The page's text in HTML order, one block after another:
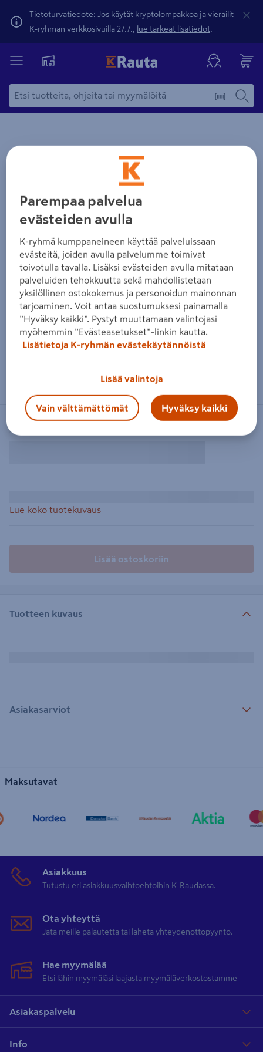
Tietoturvatiedote: Jos käytät kryptolompakkoa ja vierailit
K-ryhmän verkkosivuilla 27.7., lue tärkeät lisätiedot.
Yksityiskohtainen kuvaus löytyy Tuotteen kuvaus -
Zoomaa kuvaa sormilla kosketusnäytöllä
Lue koko tuotekuvaus
Lisää ostoskoriin
Tuotteen kuvaus
Asiakasarviot
Maksutavat
Asiakkuus
Tutustu eri asiakkuusvaihtoehtoihin K-Raudassa.
Ota yhteyttä
Jätä meille palautetta tai lähetä yhteydenottopyyntö.
Hae myymälää
Etsi lähin myymäläsi laajasta myymäläverkostostamme
Asiakaspalvelu
Info
Parempaa palvelua
evästeiden avulla
K-ryhmä kumppaneineen käyttää palveluissaan
evästeitä, joiden avulla palvelumme toimivat
toivotulla tavalla. Lisäksi evästeiden avulla mitataan
palveluiden tehokkuutta sekä mahdollistetaan
yksilöllinen ostokokemus ja personoidun mainonnan
tarjoaminen. Voit antaa suostumuksesi painamalla
”Hyväksy kaikki”. Pystyt muuttamaan valintojasi
myöhemmin ”Evästeasetukset”-linkin kautta.
Lisätietoja K-ryhmän evästekäytännöistä
Lisää valintoja
Vain välttämättömät Hyväksy kaikki